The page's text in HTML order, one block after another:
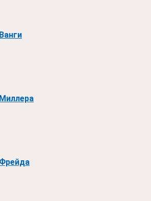
Ванги
Миллера
Фрейда